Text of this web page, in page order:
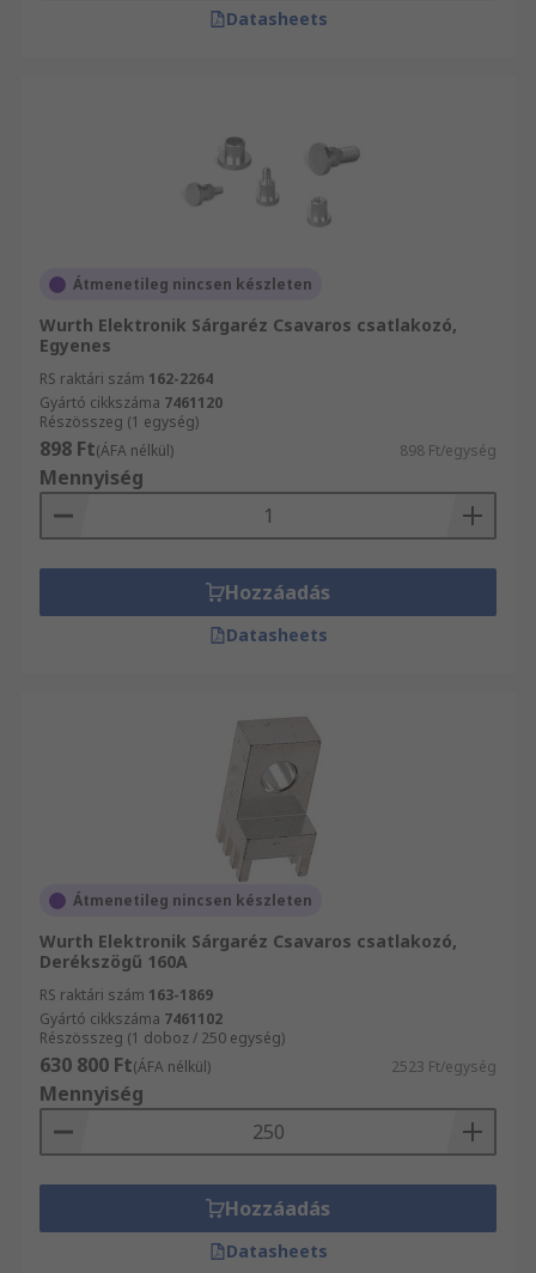
Datasheets
Átmenetileg nincsen készleten
Wurth Elektronik Sárgaréz Csavaros csatlakozó,
Egyenes
RS raktári szám 162-2264
Gyártó cikkszáma 7461120
Részösszeg (1 egység)
898 Ft(ÁFA nélkül) 898 Ft/egység
Mennyiség
Hozzáadás
Datasheets
Átmenetileg nincsen készleten
Wurth Elektronik Sárgaréz Csavaros csatlakozó,
Derékszögű 160A
RS raktári szám 163-1869
Gyártó cikkszáma 7461102
Részösszeg (1 doboz / 250 egység)
630 800 Ft(ÁFA nélkül) 2523 Ft/egység
Mennyiség
Hozzáadás
Datasheets